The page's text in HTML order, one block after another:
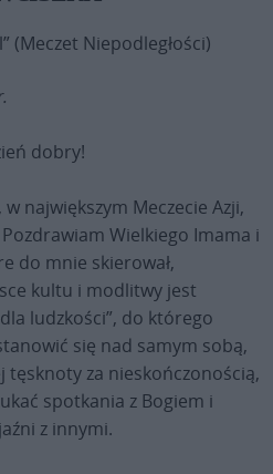
(Meczet Niepodległości)
dobry!
największym Meczecie Azji,
Wielkiego Imama i
do mnie skierował,
kultu i modlitwy jest
ludzkości”, do którego
się nad samym sobą,
tęsknoty za nieskończonością,
spotkania z Bogiem i
z innymi.